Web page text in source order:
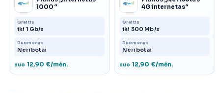
1000“
Greitis
iki 1 Gb/s
Duomenys
Neribotai
nuo 12,90 €/mėn.
4G internetas“
Greitis
iki 300 Mb/s
Duomenys
Neribotai
nuo 12,90 €/mėn.